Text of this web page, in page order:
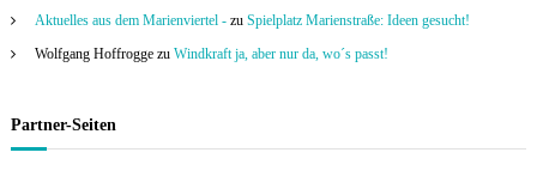
Aktuelles aus dem Marienviertel -zu Spielplatz Marienstraße: Ideen gesucht!
Wolfgang Hoffroggezu Windkraft ja, aber nur da, wo´s passt!
Partner-Seiten